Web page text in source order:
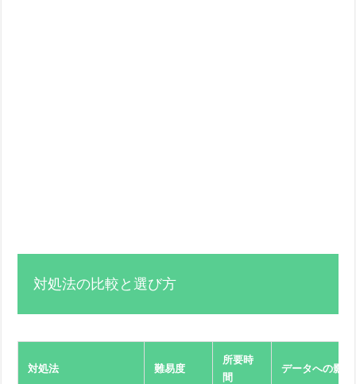
対処法の比較と選び方
対処法 難易度
所要時
間
データへの影響